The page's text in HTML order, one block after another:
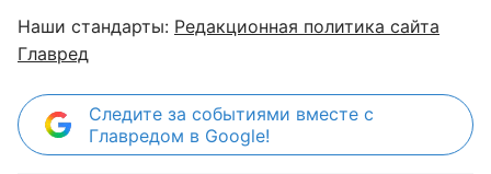
Наши стандарты: Редакционная политика сайта
Главред
Следите за событиями вместе с
Главредом в Google!